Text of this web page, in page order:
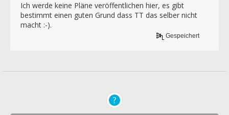
Ich werde keine Pläne veröffentlichen hier, es gibt
bestimmt einen guten Grund dass TT das selber nicht
macht :-).
Gespeichert